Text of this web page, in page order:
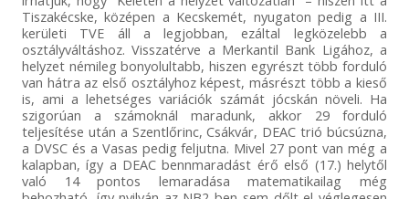
Tiszakécske, középen a Kecskemét, nyugaton pedig a III.
kerületi TVE áll a legjobban, ezáltal legközelebb a
osztályváltáshoz. Visszatérve a Merkantil Bank Ligához, a
helyzet némileg bonyolultabb, hiszen egyrészt több forduló
van hátra az első osztályhoz képest, másrészt több a kieső
is, ami a lehetséges variációk számát jócskán növeli. Ha
szigorúan a számoknál maradunk, akkor 29 forduló
teljesítése után a Szentlőrinc, Csákvár, DEAC trió búcsúzna,
a DVSC és a Vasas pedig feljutna. Mivel 27 pont van még a
kalapban, így a DEAC bennmaradást érő első (17.) helytől
való 14 pontos lemaradása matematikailag még